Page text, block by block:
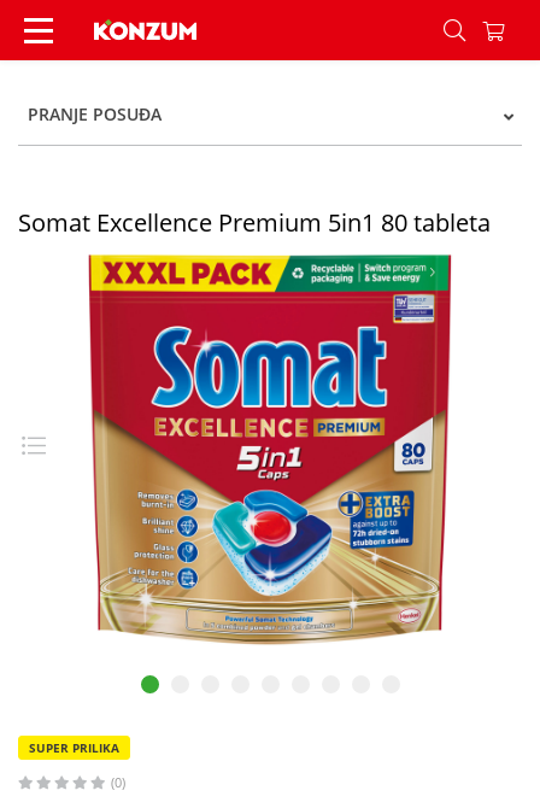
Somat Excellence Premium 5in1 80 tableta -
PRANJE POSUĐA
Somat Excellence Premium 5in1 80 tableta
SUPER PRILIKA
(0)